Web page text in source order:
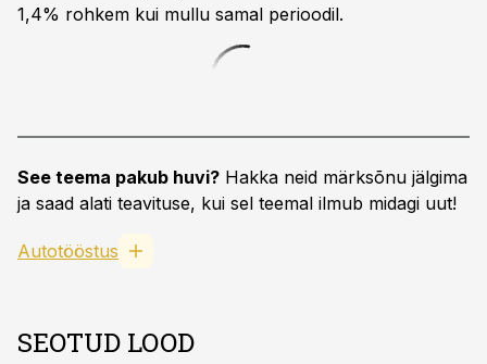
1,4% rohkem kui mullu samal perioodil.
See teema pakub huvi? Hakka neid märksõnu jälgima
ja saad alati teavituse, kui sel teemal ilmub midagi uut!
Autotööstus
SEOTUD LOOD